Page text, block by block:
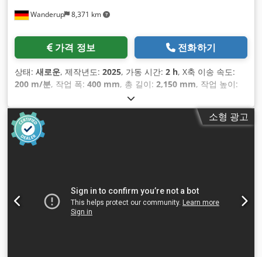
Wanderup 8,371 km
가격 정보 전화하기
상태: 새로운, 제작년도: 2025, 가동 시간: 2 h, X축 이송 속도:
200 m/분, 작업 폭: 400 mm, 총 길이: 2,150 mm, 작업 높이:
, 총중량:
8 바,
소형 광고